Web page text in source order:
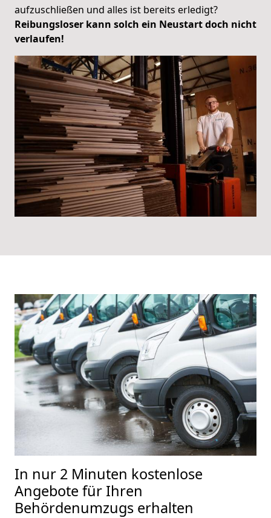
aufzuschließen und alles ist bereits erledigt?
Reibungsloser kann solch ein Neustart doch nicht
verlaufen!
In nur 2 Minuten kostenlose
Angebote für Ihren
Behördenumzugs erhalten